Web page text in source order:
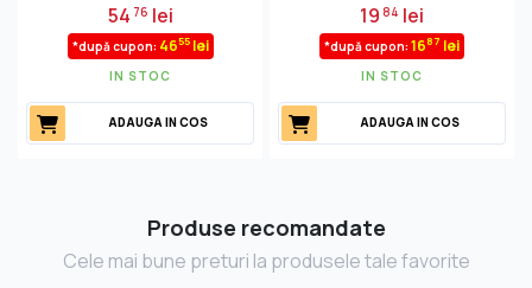
54 76 lei
*după cupon: 4655lei
IN STOC
ADAUGA IN COS
1984 lei
*după cupon: 1687 lei
IN STOC
ADAUGA IN COS
Produse recomandate
Cele mai bune preturi la produsele tale favorite